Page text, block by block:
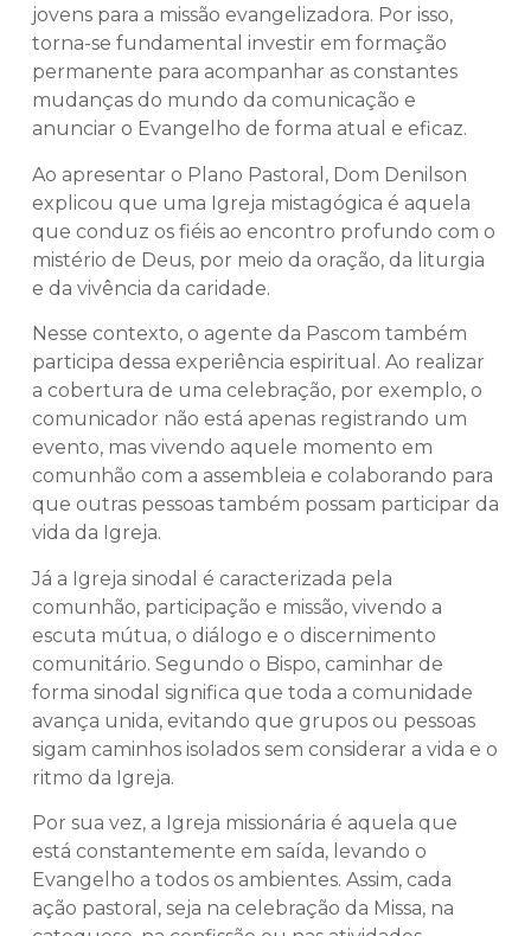
jovens para a missão evangelizadora. Por isso,
torna-se fundamental investir em formação
permanente para acompanhar as constantes
mudanças do mundo da comunicação e
anunciar o Evangelho de forma atual e eficaz.
Ao apresentar o Plano Pastoral, Dom Denilson
explicou que uma Igreja mistagógica é aquela
que conduz os fiéis ao encontro profundo com o
mistério de Deus, por meio da oração, da liturgia
e da vivência da caridade.
Nesse contexto, o agente da Pascom também
participa dessa experiência espiritual. Ao realizar
a cobertura de uma celebração, por exemplo, o
comunicador não está apenas registrando um
evento, mas vivendo aquele momento em
comunhão com a assembleia e colaborando para
que outras pessoas também possam participar da
vida da Igreja.
Já a Igreja sinodal é caracterizada pela
comunhão, participação e missão, vivendo a
escuta mútua, o diálogo e o discernimento
comunitário. Segundo o Bispo, caminhar de
forma sinodal significa que toda a comunidade
avança unida, evitando que grupos ou pessoas
sigam caminhos isolados sem considerar a vida e o
ritmo da Igreja.
Por sua vez, a Igreja missionária é aquela que
está constantemente em saída, levando o
Evangelho a todos os ambientes. Assim, cada
ação pastoral, seja na celebração da Missa, na